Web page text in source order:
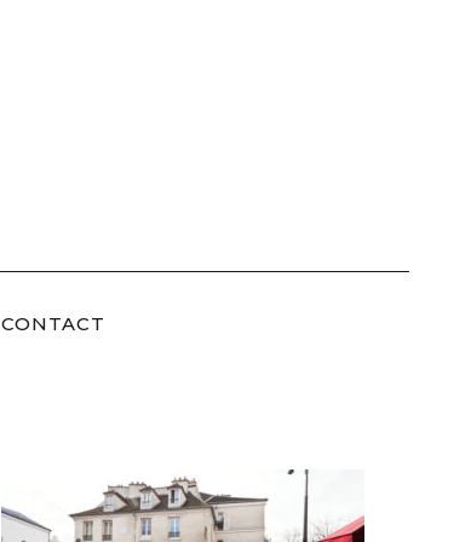
CONTACT